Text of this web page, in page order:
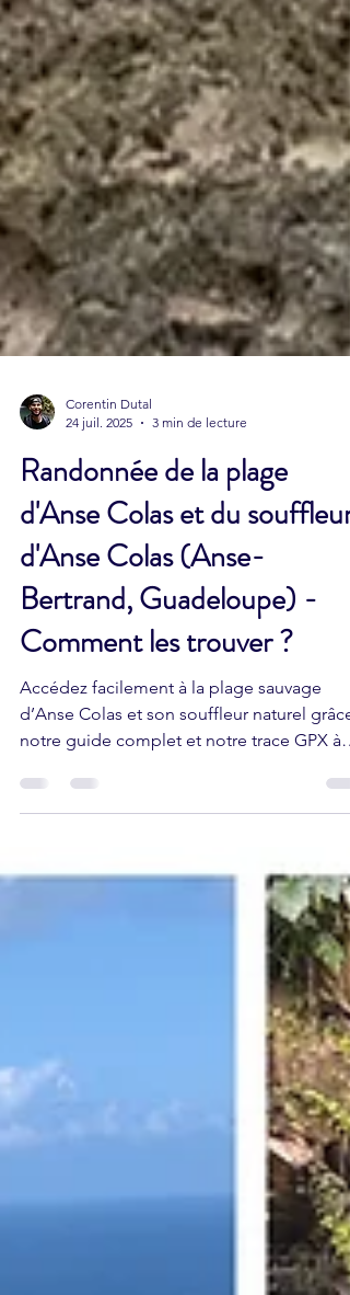
24 juil. 2025
3 min de lecture
Randonnée de la plage
d'Anse Colas et du souffleur
d'Anse Colas (Anse-
Bertrand, Guadeloupe) -
Comment les trouver ?
Accédez facilement à la plage sauvage
notre guide complet et notre trace GPX à
télécharger.